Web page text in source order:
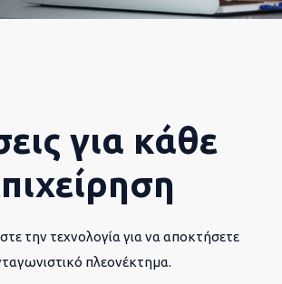
για κάθε
την τεχνολογία για να αποκτήσετε
πλεονέκτημα.